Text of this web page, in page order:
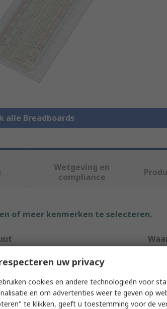
alle Breadboards
Wetgeving en
compliance
of meer kenmerken te selecteren.
Type
uw privacy
cookies en andere technologieën voor
en om advertenties weer te geven op
te klikken, geeft u toestemming voor de